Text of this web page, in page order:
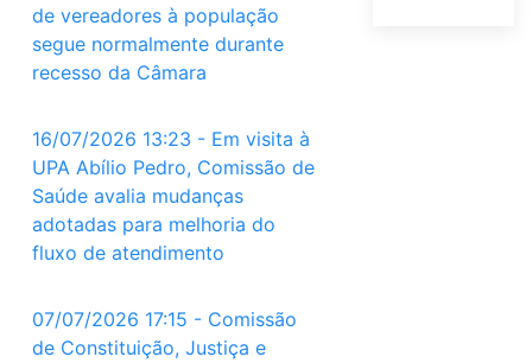
de vereadores à população
segue normalmente durante
recesso da Câmara
16/07/2026 13:23 - Em visita à
UPA Abílio Pedro, Comissão de
Saúde avalia mudanças
adotadas para melhoria do
fluxo de atendimento
07/07/2026 17:15 - Comissão
de Constituição, Justiça e